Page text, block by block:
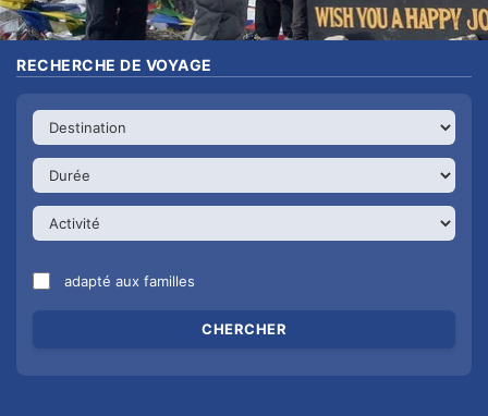
RECHERCHE DE VOYAGE
adapté aux familles